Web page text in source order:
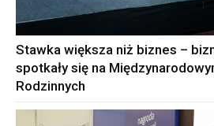
Stawka większa niż biznes –
spotkały się na
Rodzinnych